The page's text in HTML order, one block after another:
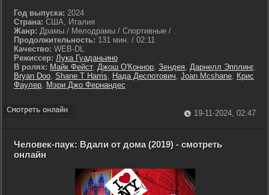
Год выпуска: 2024
Страна: США, Италия
Жанр: Драмы / Мелодрамы / Спортивные / .
Продолжительность: 131 мин. / 02:11
Качество: WEB-DL
Режиссер: Лука Гуаданьино
В ролях: Майк Фейст, Джош О'Коннор, Зендея, Дарнелл Эпплинг,
Bryan Doo, Shane T Harris, Нада Деспотович, Joan Mcshane, Крис
Фаулер, Мэри Джо Фернандес
19-11-2024, 02:47
Человек-паук: Вдали от дома (2019) - смотреть
онлайн